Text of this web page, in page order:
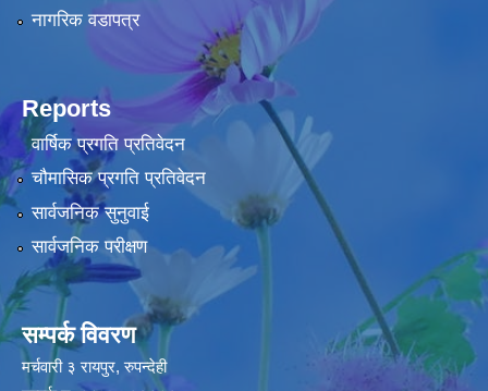
नागरिक वडापत्र
Reports
वार्षिक प्रगति प्रतिवेदन
चौमासिक प्रगति प्रतिवेदन
सार्वजनिक सुनुवाई
सार्वजनिक परीक्षण
सम्पर्क विवरण
मर्चवारी ३ रायपुर, रुपन्देही